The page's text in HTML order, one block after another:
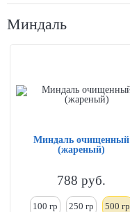
Миндаль
Миндаль очищенный
(жареный)
788 руб.
100 гр 250 гр 500 гр